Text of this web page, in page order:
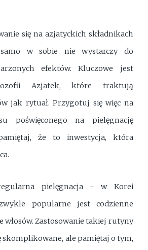
się na azjatyckich składnikach
w sobie nie wystarczy do
efektów. Kluczowe jest
Azjatek, które traktują
jak rytuał. Przygotuj się więc na
poświęconego na pielęgnację
że to inwestycja, która
pielęgnacja - w Korei
popularne jest codzienne
włosów. Zastosowanie takiej rutyny
skomplikowane, ale pamiętaj o tym,